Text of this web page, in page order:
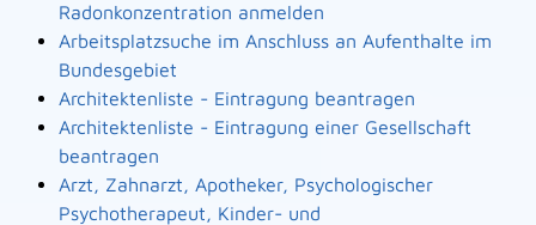
Radonkonzentration anmelden
Arbeitsplatzsuche im Anschluss an Aufenthalte im
Bundesgebiet
Architektenliste - Eintragung beantragen
Architektenliste - Eintragung einer Gesellschaft
beantragen
Arzt, Zahnarzt, Apotheker, Psychologischer
Psychotherapeut, Kinder- und